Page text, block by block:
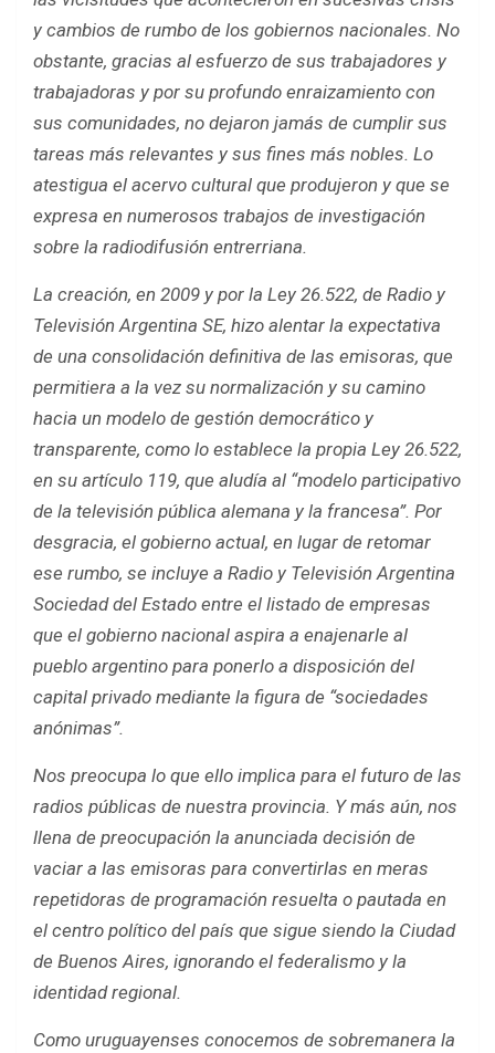
y cambios de rumbo de los gobiernos nacionales. No
obstante, gracias al esfuerzo de sus trabajadores y
trabajadoras y por su profundo enraizamiento con
sus comunidades, no dejaron jamás de cumplir sus
tareas más relevantes y sus fines más nobles. Lo
atestigua el acervo cultural que produjeron y que se
expresa en numerosos trabajos de investigación
sobre la radiodifusión entrerriana.
La creación, en 2009 y por la Ley 26.522, de Radio y
Televisión Argentina SE, hizo alentar la expectativa
de una consolidación definitiva de las emisoras, que
permitiera a la vez su normalización y su camino
hacia un modelo de gestión democrático y
transparente, como lo establece la propia Ley 26.522,
en su artículo 119, que aludía al “modelo participativo
de la televisión pública alemana y la francesa”. Por
desgracia, el gobierno actual, en lugar de retomar
ese rumbo, se incluye a Radio y Televisión Argentina
Sociedad del Estado entre el listado de empresas
que el gobierno nacional aspira a enajenarle al
pueblo argentino para ponerlo a disposición del
capital privado mediante la figura de “sociedades
anónimas”.
Nos preocupa lo que ello implica para el futuro de las
radios públicas de nuestra provincia. Y más aún, nos
llena de preocupación la anunciada decisión de
vaciar a las emisoras para convertirlas en meras
repetidoras de programación resuelta o pautada en
el centro político del país que sigue siendo la Ciudad
de Buenos Aires, ignorando el federalismo y la
identidad regional.
Como uruguayenses conocemos de sobremanera la